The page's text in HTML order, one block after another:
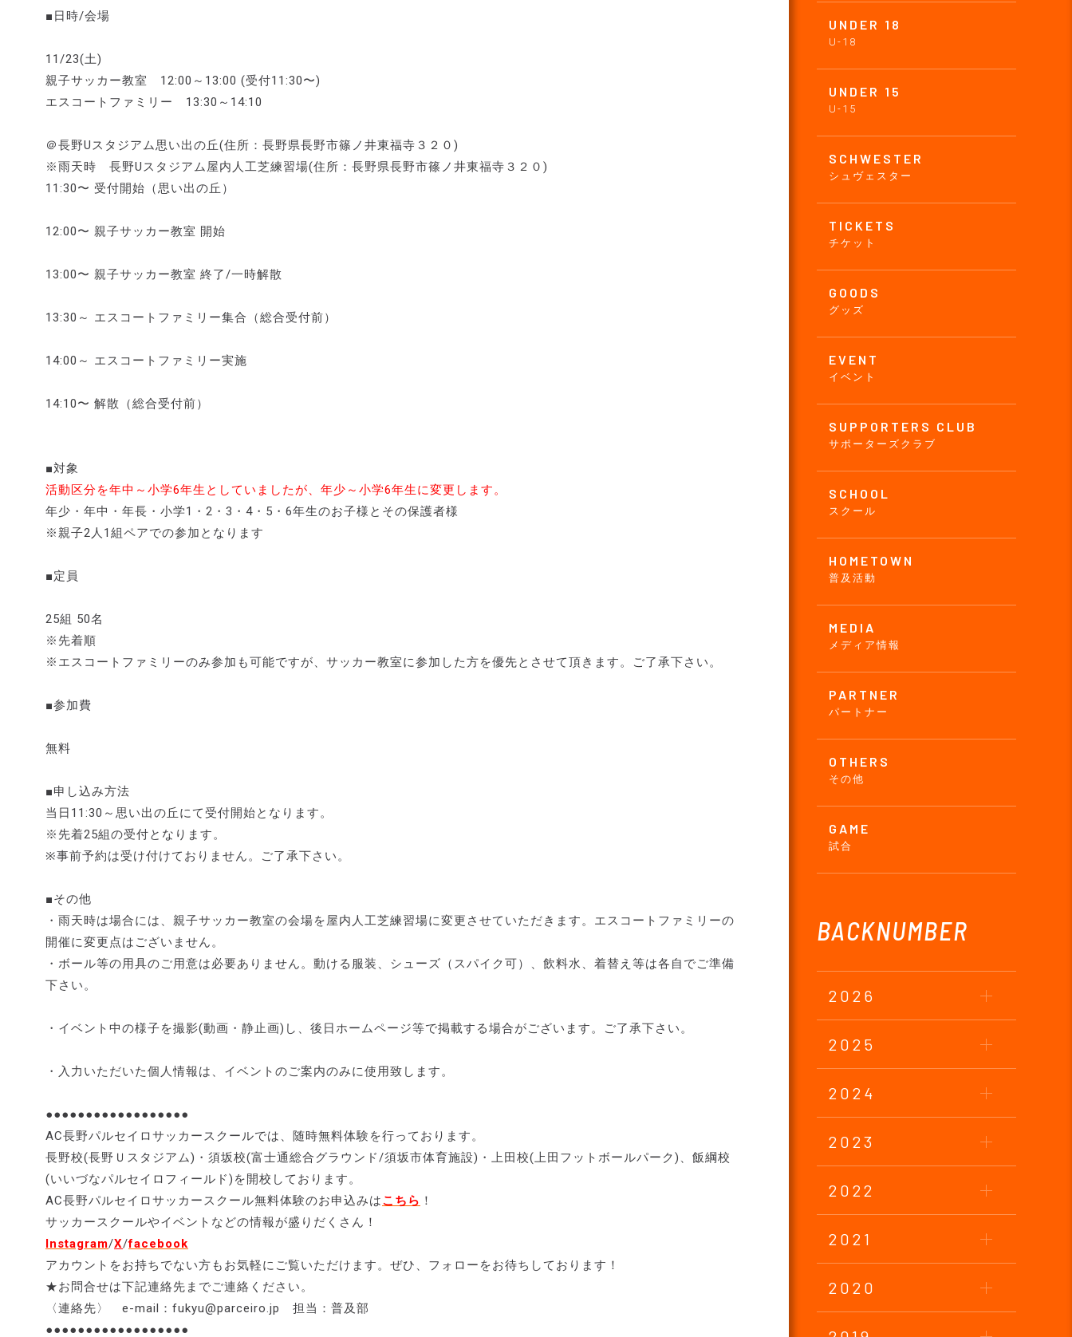
UNDER 18
U-18
UNDER 15
U-15
SCHWESTER
シュヴェスター
TICKETS
チケット
GOODS
グッズ
EVENT
イベント
SUPPORTERS CLUB
サポーターズクラブ
SCHOOL
スクール
HOMETOWN
普及活動
MEDIA
メディア情報
PARTNER
パートナー
OTHERS
その他
GAME
試合
BACKNUMBER
2026
2025
2024
2023
2022
2021
2020
■日時/会場
11/23(土)
親子サッカー教室 12:00～13:00 (受付11:30〜)
エスコートファミリー 13:30～14:10
＠長野Uスタジアム思い出の丘(住所：長野県長野市篠ノ井東福寺３２０)
※雨天時 長野Uスタジアム屋内人工芝練習場(住所：長野県長野市篠ノ井東福寺３２０)
11:30〜 受付開始（思い出の丘）
12:00〜 親子サッカー教室 開始
13:00〜 親子サッカー教室 終了/一時解散
13:30～ エスコートファミリー集合（総合受付前）
14:00～ エスコートファミリー実施
14:10〜 解散（総合受付前）
■対象
活動区分を年中～小学6年生としていましたが、年少～小学6年生に変更します。
年少・年中・年長・小学1・2・3・4・5・6年生のお子様とその保護者様
※親子2人1組ペアでの参加となります
■定員
25組 50名
※先着順
※エスコートファミリーのみ参加も可能ですが、サッカー教室に参加した方を優先とさせて頂きます。ご了承下さい。
■参加費
無料
■申し込み方法
当日11:30～思い出の丘にて受付開始となります。
※先着25組の受付となります。
※事前予約は受け付けておりません。ご了承下さい。
■その他
・雨天時は場合には、親子サッカー教室の会場を屋内人工芝練習場に変更させていただきます。エスコートファミリーの
開催に変更点はございません。
・ボール等の用具のご用意は必要ありません。動ける服装、シューズ（スパイク可）、飲料水、着替え等は各自でご準備
下さい。
・イベント中の様子を撮影(動画・静止画)し、後日ホームページ等で掲載する場合がございます。ご了承下さい。
・入力いただいた個人情報は、イベントのご案内のみに使用致します。
●●●●●●●●●●●●●●●●●●
AC長野パルセイロサッカースクールでは、随時無料体験を行っております。
長野校(長野Ｕスタジアム)・須坂校(富士通総合グラウンド/須坂市体育施設)・上田校(上田フットボールパーク)、飯綱校
(いいづなパルセイロフィールド)を開校しております。
AC長野パルセイロサッカースクール無料体験のお申込みはこちら ！
サッカースクールやイベントなどの情報が盛りだくさん！
Instagram/X/facebook
アカウントをお持ちでない方もお気軽にご覧いただけます。ぜひ、フォローをお待ちしております！
★お問合せは下記連絡先までご連絡ください。
〈連絡先〉 e-mail：fukyu@parceiro.jp 担当：普及部
●●●●●●●●●●●●●●●●●●